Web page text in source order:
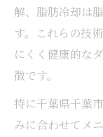
脂肪冷却を
脂肪冷
る影響
脂肪冷
は
解、脂肪冷却は
す。これらの技
にくく健康的な
徴です。
特に千葉県千葉
みに合わせてメ